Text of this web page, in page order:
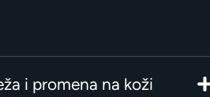
i promena na koži